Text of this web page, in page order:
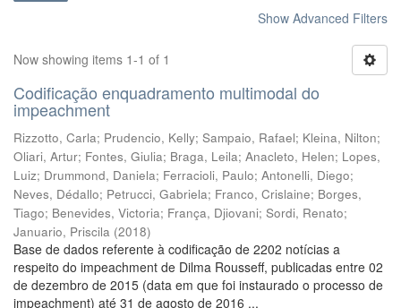
Show Advanced Filters
Now showing items 1-1 of 1
Codificação enquadramento multimodal do
impeachment
Rizzotto, Carla; Prudencio, Kelly; Sampaio, Rafael; Kleina, Nilton;
Oliari, Artur; Fontes, Giulia; Braga, Leila; Anacleto, Helen; Lopes,
Luiz; Drummond, Daniela; Ferracioli, Paulo; Antonelli, Diego;
Neves, Dédallo; Petrucci, Gabriela; Franco, Crislaine; Borges,
Tiago; Benevides, Victoria; França, Djiovani; Sordi, Renato;
Januario, Priscila (2018)
Base de dados referente à codificação de 2202 notícias a
respeito do impeachment de Dilma Rousseff, publicadas entre 02
de dezembro de 2015 (data em que foi instaurado o processo de
impeachment) até 31 de agosto de 2016 ...